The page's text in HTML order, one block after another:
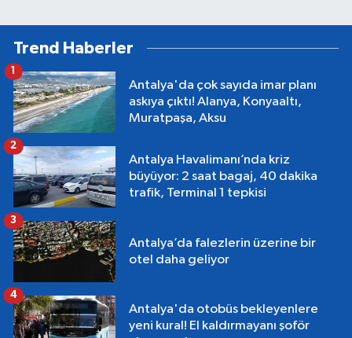
Trend Haberler
Antalya'da çok sayıda imar planı
askıya çıktı! Alanya, Konyaaltı,
Muratpaşa, Aksu
1
Antalya Havalimanı’nda kriz
büyüyor: 2 saat bagaj, 40 dakika
trafik, Terminal 1 tepkisi
2
Antalya’da falezlerin üzerine bir
otel daha geliyor
3
Antalya'da otobüs bekleyenlere
yeni kural! El kaldırmayanı şoför
4